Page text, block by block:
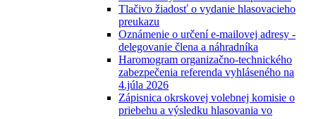
Tlačivo žiadosť o vydanie hlasovacieho
preukazu
Oznámenie o určení e-mailovej adresy -
delegovanie člena a náhradníka
Haromogram organizačno-technického
zabezpečenia referenda vyhláseného na
4.júla 2026
Zápisnica okrskovej volebnej komisie o
priebehu a výsledku hlasovania vo